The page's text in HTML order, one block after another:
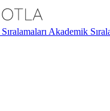
Akademik